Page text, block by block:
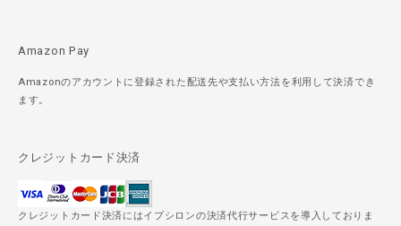
Amazon Pay
Amazonのアカウントに登録された配送先や支払い方法を利用して決済でき
ます。
クレジットカード決済
クレジットカード決済にはイプシロンの決済代行サービスを導入しておりま